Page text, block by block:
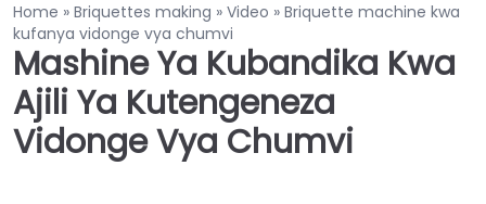
Home » Briquettes making » Video » Briquette machine kwa
kufanya vidonge vya chumvi
Mashine Ya Kubandika Kwa
Ajili Ya Kutengeneza
Vidonge Vya Chumvi